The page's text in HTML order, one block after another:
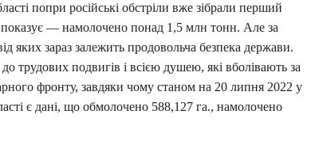
попри російські обстріли вже зібрали перший
показує — намолочено понад 1,5 млн тонн. Але за
яких зараз залежить продовольча безпека держави.
трудових подвигів і всією душею, які вболівають за
фронту, завдяки чому станом на 20 липня 2022 у
є дані, що обмолочено 588,127 га., намолочено